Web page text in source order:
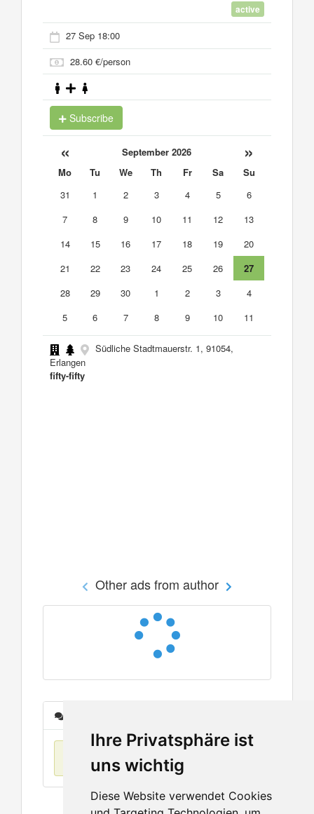
Ihre Privatsphäre ist
uns wichtig
Diese Website verwendet Cookies
active
27 Sep 18:00
28.60 €/person
Subscribe
« September 2026 »
Mo Tu We Th Fr Sa
Su
31
1 2 3 4 5
6
7
8 9 10 11 12
13
14
15 16 17 18 19
20
21
22 23 24 25 26
27
28
29 30 1 2 3
4
5
6 7 8 9 10 11
Südliche Stadtmauerstr. 1, 91054,
Erlangen
fifty-fifty
Other ads from author
No items found